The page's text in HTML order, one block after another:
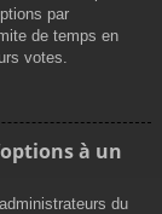
par
de temps en
votes.
à un
du